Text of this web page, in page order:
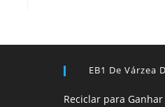
EB1 De Várzea
Reciclar para Ganhar